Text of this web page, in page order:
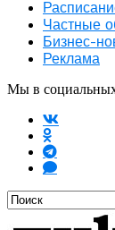
Частные
Бизнес-
Реклама
Мы в